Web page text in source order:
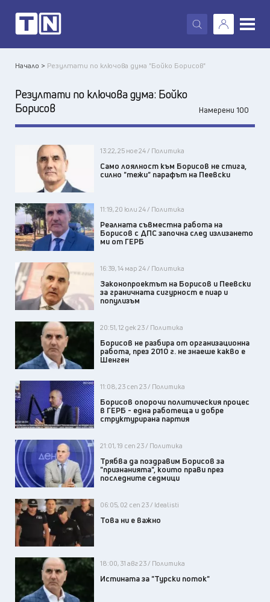
X
Начало > Резултати по ключова дума "Бойко Борисов"
Резултати по ключова дума: Бойко
Борисов
Намерени 100
13:22, 25 ное 24 / Политика
Само лоялност към Борисов не стига,
силно "тежи" парафът на Пеевски
11:19, 20 юли 24 / Политика
Реалната съвместна работа на
Борисов с ДПС започна след излизането
ми от ГЕРБ
16:39, 14 мар 24 / Политика
Законопроектът на Борисов и Пеевски
за граничната сигурност е пиар и
популизъм
20:51, 12 дек 23 / Политика
Борисов не разбира от организационна
работа, през 2010 г. не знаеше какво е
Шенген
11:08, 23 сеп 23 / Политика
Борисов опорочи политическия процес
в ГЕРБ - една работеща и добре
структурирана партия
21:01, 19 сеп 23 / Политика
Трябва да поздравим Борисов за
"признанията", които прави през
последните седмици
06:05, 02 сеп 23 / Idealisti
Това ни е важно
18:00, 31 авг 23 / Политика
Истината за "Турски поток"